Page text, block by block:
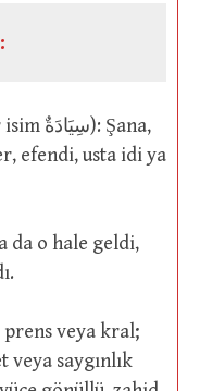
efendi, usta idi ya
veya saygınlık